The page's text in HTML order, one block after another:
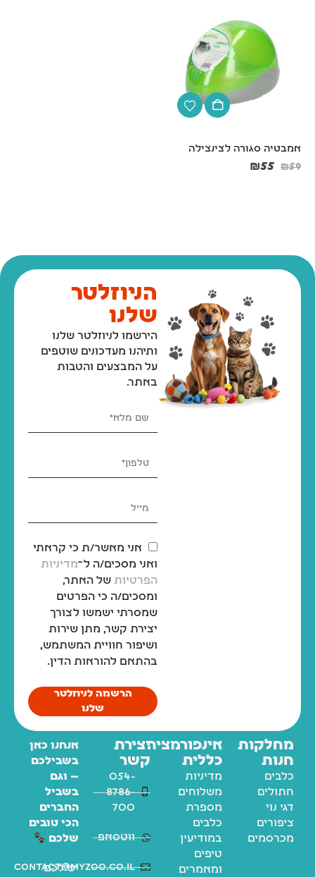
אמבטיה סגורה לצינצילה
₪59
₪55
הניוזלטר
שלנו
הירשמו לניוזלטר שלנו
ותיהנו מעדכונים שוטפים
על המבצעים והטבות
באתר.
אני מאשר/ת כי קראתי
ואני מסכים/ה ל־מדיניות
הפרטיות של האתר,
ומסכים/ה כי הפרטים
שמסרתי ישמשו לצורך
יצירת קשר, מתן שירות
ושיפור חוויית המשתמש,
בהתאם להוראות הדין.
הרשמה לניוזלטר
שלנו
מחלקות
חנות
כלבים
חתולים
דגי נוי
ציפורים
מכרסמים
אינפורמציה
כללית
מדיניות
משלוחים
מספרת
כלבים
במודיעין
טיפים
ומאמרים
יצירת
קשר
054-
8786-
700
ווטסאפ
contact@myzoo.co.il
אנחנו כאן
בשבילכם
— וגם
בשביל
החברים
הכי טובים
שלכם
יש לכם